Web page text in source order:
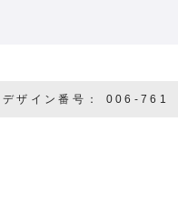
デザイン番号： 006-761